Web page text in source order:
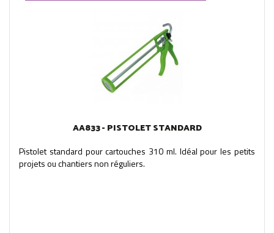
AA833 - PISTOLET STANDARD
Pistolet standard pour cartouches 310 ml. Idéal pour les petits
projets ou chantiers non réguliers.